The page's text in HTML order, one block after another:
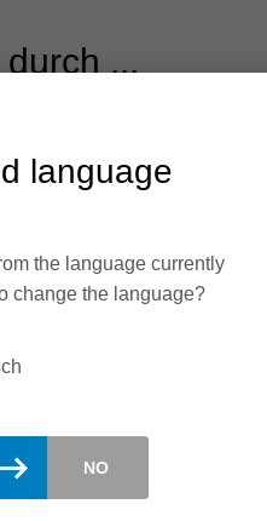
...
language
the language currently
change the language?
NO